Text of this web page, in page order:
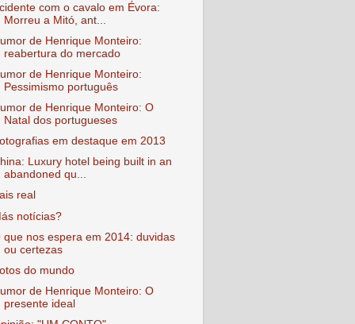
com o cavalo em Évora:
Morreu a Mitó, ant...
de Henrique Monteiro:
reabertura do mercado
de Henrique Monteiro:
Pessimismo português
de Henrique Monteiro: O
Natal dos portugueses
em destaque em 2013
Luxury hotel being built in an
abandoned qu...
real
notícias?
que nos espera em 2014: duvidas
ou certezas
do mundo
de Henrique Monteiro: O
presente ideal